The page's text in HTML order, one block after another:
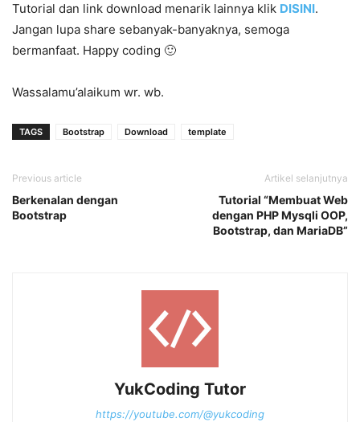
Tutorial dan link download menarik lainnya klik DISINI.
Jangan lupa share sebanyak-banyaknya, semoga
bermanfaat. Happy coding 🙂
Wassalamu’alaikum wr. wb.
TAGS Bootstrap Download template
Previous article
Berkenalan dengan
Bootstrap
Artikel selanjutnya
Tutorial “Membuat Web
dengan PHP Mysqli OOP,
Bootstrap, dan MariaDB”
YukCoding Tutor
https://youtube.com/@yukcoding